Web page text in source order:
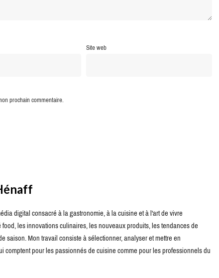
Site web
prochain commentaire.
digital consacré à la gastronomie, à la cuisine et à l'art de vivre
les innovations culinaires, les nouveaux produits, les tendances de
saison. Mon travail consiste à sélectionner, analyser et mettre en
comptent pour les passionnés de cuisine comme pour les professionnels du